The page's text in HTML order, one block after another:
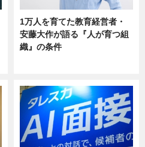
1万人を育てた教育経営者・
安藤大作が語る『人が育つ組
織』の条件